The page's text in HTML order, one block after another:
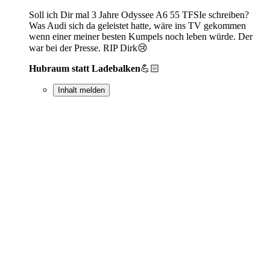
Soll ich Dir mal 3 Jahre Odyssee A6 55 TFSIe schreiben?
Was Audi sich da geleistet hatte, wäre ins TV gekommen
wenn einer meiner besten Kumpels noch leben würde. Der
war bei der Presse. RIP Dirk😢
Hubraum statt Ladebalken💪🏻
Inhalt melden